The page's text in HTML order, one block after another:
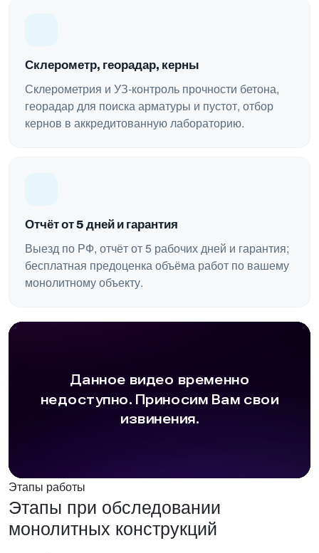
Склерометр, георадар, керны
Склерометрия и УЗ-контроль прочности бетона,
георадар для поиска арматуры и пустот, отбор
кернов в аккредитованную лабораторию.
Отчёт от 5 дней и гарантия
Выезд по РФ, отчёт от 5 рабочих дней и гарантия;
бесплатная предоценка объёма работ по вашему
монолитному объекту.
Этапы работы
Этапы при обследовании
монолитных конструкций